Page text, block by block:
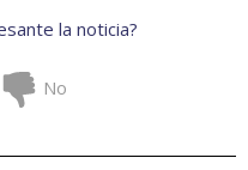
la noticia?
No